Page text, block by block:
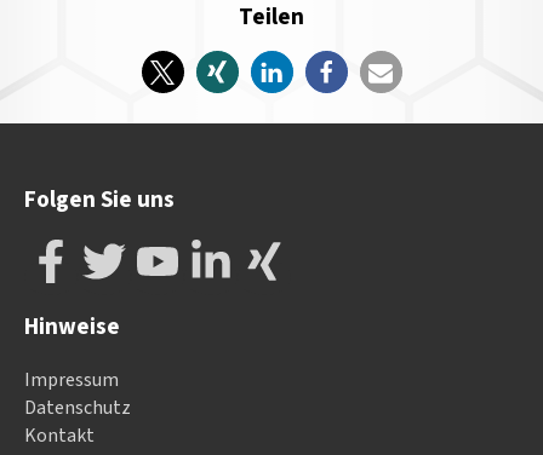
Teilen
Folgen Sie uns
Hinweise
Impressum
Datenschutz
Kontakt